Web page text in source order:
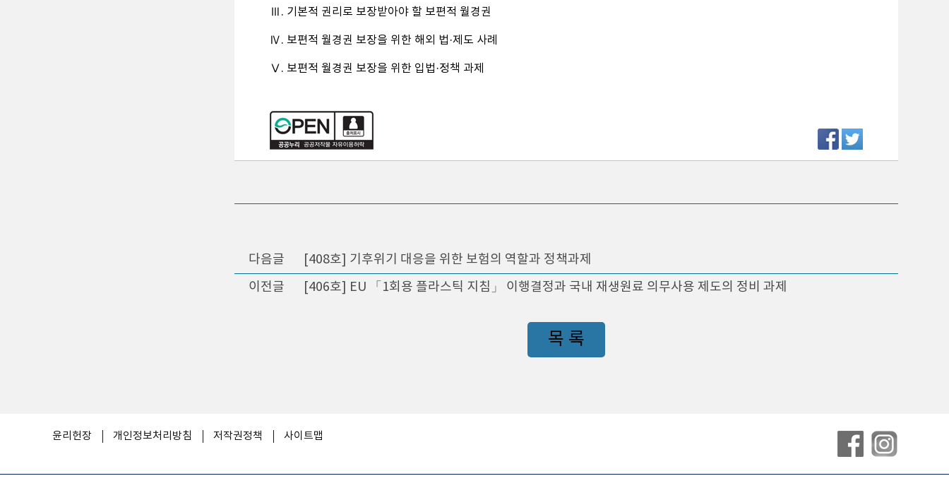
Ⅲ. 기본적 권리로 보장받아야 할 보편적 월경권
Ⅳ. 보편적 월경권 보장을 위한 해외 법·제도 사례
Ⅴ. 보편적 월경권 보장을 위한 입법·정책 과제
다음글
[408호] 기후위기 대응을 위한 보험의 역할과 정책과제
이전글
[406호] EU 「1회용 플라스틱 지침」 이행결정과 국내 재생원료 의무사용 제도의 정비 과제
목 록
윤리헌장 개인정보처리방침 저작권정책 사이트맵